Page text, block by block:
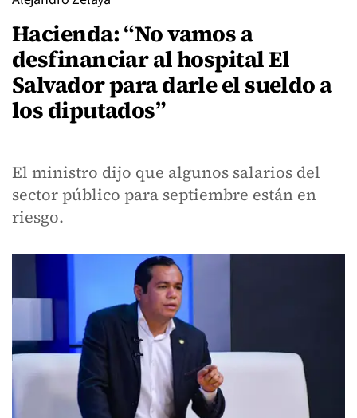
Hacienda: “No vamos a
desfinanciar al hospital El
Salvador para darle el sueldo a
los diputados”
El ministro dijo que algunos salarios del
sector público para septiembre están en
riesgo.